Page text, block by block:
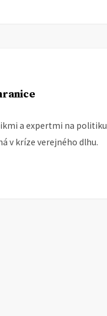
a expertmi na politiku
v kríze verejného dlhu.